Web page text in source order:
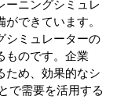
ーニングシミュレ
できています。
シミュレーターの
ものです。企業
ため、効果的なシ
で需要を活用する